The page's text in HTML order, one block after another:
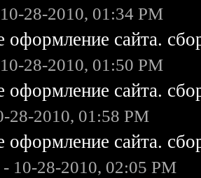
28-2010, 01:34 PM
оформление сайта.
28-2010, 01:50 PM
оформление сайта.
28-2010, 01:58 PM
оформление сайта.
- 10-28-2010, 02:05 PM